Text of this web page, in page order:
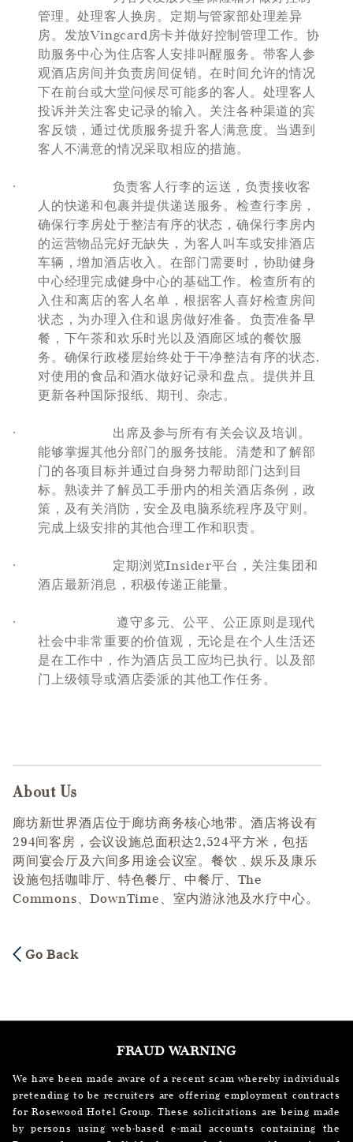
管理。处理客人换房。定期与管家部处理差异
房。发放Vingcard房卡并做好控制管理工作。协
助服务中心为住店客人安排叫醒服务。带客人参
观酒店房间并负责房间促销。在时间允许的情况
下在前台或大堂问候尽可能多的客人。处理客人
投诉并关注客史记录的输入。关注各种渠道的宾
客反馈，通过优质服务提升客人满意度。当遇到
客人不满意的情况采取相应的措施。
·
负责客人行李的运送，负责接收客
人的快递和包裹并提供递送服务。检查行李房，
确保行李房处于整洁有序的状态，确保行李房内
的运营物品完好无缺失，为客人叫车或安排酒店
车辆，增加酒店收入。在部门需要时，协助健身
中心经理完成健身中心的基础工作。检查所有的
入住和离店的客人名单，根据客人喜好检查房间
状态，为办理入住和退房做好准备。负责准备早
餐，下午茶和欢乐时光以及酒廊区域的餐饮服
务。确保行政楼层始终处于干净整洁有序的状态,
对使用的食品和酒水做好记录和盘点。提供并且
更新各种国际报纸、期刊、杂志。
·
出席及参与所有有关会议及培训。
能够掌握其他分部门的服务技能。清楚和了解部
门的各项目标并通过自身努力帮助部门达到目
标。熟读并了解员工手册内的相关酒店条例，政
策，及有关消防，安全及电脑系统程序及守则。
完成上级安排的其他合理工作和职责。
· 定期浏览Insider平台，关注集团和
酒店最新消息，积极传递正能量。
·
遵守多元、公平、公正原则是现代
社会中非常重要的价值观，无论是在个人生活还
是在工作中，作为酒店员工应均已执行。以及部
门上级领导或酒店委派的其他工作任务。
About Us
Press space or enter keys to toggle section visibility
廊坊新世界酒店位于廊坊商务核心地带。酒店将设有
294间客房，会议设施总面积达2,524平方米，包括
两间宴会厅及六间多用途会议室。餐饮﹑娱乐及康乐
设施包括咖啡厅、特色餐厅、中餐厅、The
Commons、DownTime、室内游泳池及水疗中心。
Go Back
FRAUD WARNING
We have been made aware of a recent scam whereby individuals
pretending to be recruiters are offering employment contracts
for Rosewood Hotel Group. These solicitations are being made
by persons using web-based e-mail accounts containing the